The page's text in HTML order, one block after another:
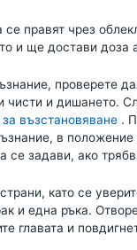
се правят чрез
и ще достави доза
проверете
чисти и дишането.
възстановяване.
в
се задави, ако
като се
и една ръка.
главата и